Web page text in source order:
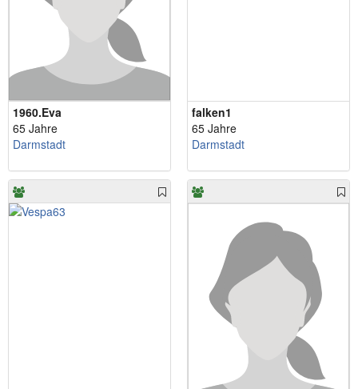
1960.Eva
65 Jahre
Darmstadt
falken1
65 Jahre
Darmstadt